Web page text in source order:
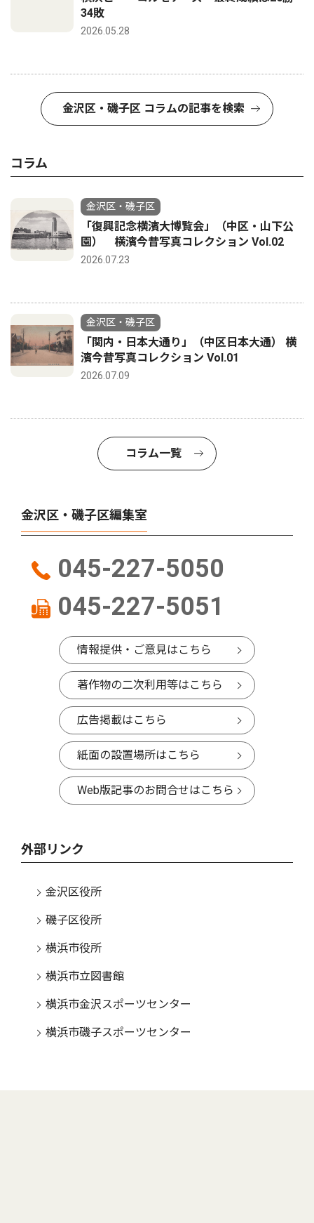
34敗
2026.05.28
金沢区・磯子区 コラムの記事を検索
コラム
金沢区・磯子区
「復興記念横濱大博覧会」（中区・山下公
園） 横濱今昔写真コレクション Vol.02
2026.07.23
金沢区・磯子区
「関内・日本大通り」（中区日本大通） 横
濱今昔写真コレクション Vol.01
2026.07.09
コラム一覧
金沢区・磯子区編集室
045-227-5050
045-227-5051
情報提供・ご意見はこちら
著作物の二次利用等はこちら
広告掲載はこちら
紙面の設置場所はこちら
Web版記事のお問合せはこちら
外部リンク
金沢区役所
磯子区役所
横浜市役所
横浜市立図書館
横浜市金沢スポーツセンター
横浜市磯子スポーツセンター